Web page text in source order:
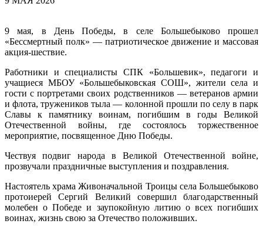
9 мая, в День Победы, в селе Большебыково прошел
«Бессмертный полк» — патриотическое движение и массовая
акция-шествие.
Работники и специалисты СПК «Большевик», педагоги и
учащиеся МБОУ «Большебыковская СОШ», жители села и
гости с портретами своих родственников — ветеранов армии
и флота, тружеников тыла — колонной прошли по селу в парк
Славы к памятнику воинам, погибшим в годы Великой
Отечественной войны, где состоялось торжественное
мероприятие, посвященное Дню Победы.
Чествуя подвиг народа в Великой Отечественной войне,
прозвучали праздничные выступления и поздравления.
Настоятель храма Живоначальной Троицы села Большебыково
протоиерей Сергий Великий совершил благодарственный
молебен о Победе и заупокойную литию о всех погибших
воинах, жизнь свою за Отечество положивших.